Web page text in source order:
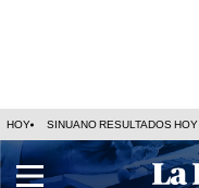
HOY SINUANO RESULTADOS HOY